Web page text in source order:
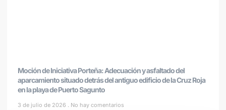
Moción de Iniciativa Porteña: Adecuación y asfaltado del
aparcamiento situado detrás del antiguo edificio de la Cruz Roja
en la playa de Puerto Sagunto
3 de julio de 2026 No hay comentarios